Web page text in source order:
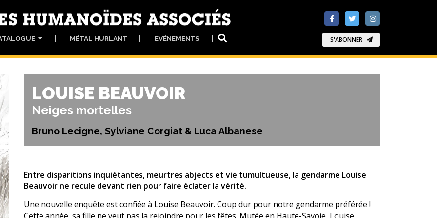
S'ABONNER
MÉTAL HURLANT EVÉNEMENTS
LOUISE BEAUVOIR
Neiges mortelles
Bruno Lecigne, Sylviane Corgiat & Luca Albanese
Entre disparitions inquiétantes, meurtres abjects et vie tumultueuse, la gendarme Louise
Beauvoir ne recule devant rien pour faire éclater la vérité.
Une nouvelle enquête est confiée à Louise Beauvoir. Coup dur pour notre gendarme préférée !
Cette année, sa fille ne veut pas la rejoindre pour les fêtes. Mutée en Haute-Savoie, Louise